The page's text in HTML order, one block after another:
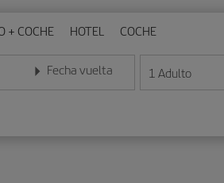
+ COCHE HOTEL COCHE
en formato día/mes/año
Fecha vuelta
Introduce la fecha en formato día/mes/año
1 Adulto